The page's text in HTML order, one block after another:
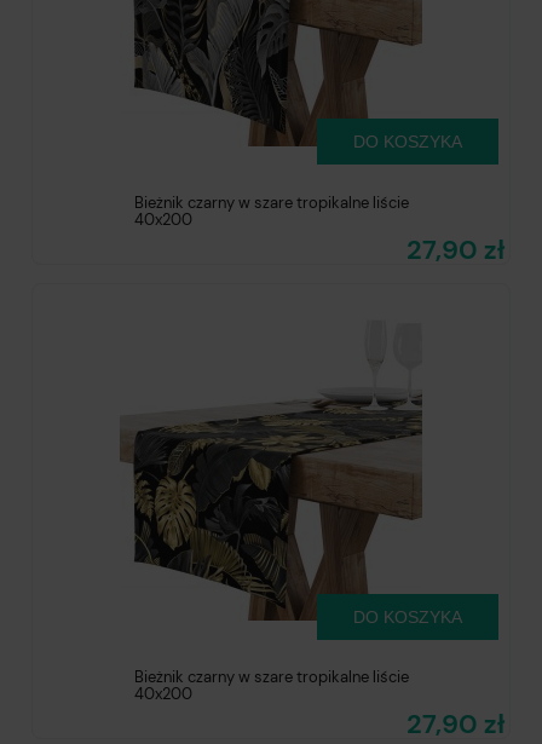
Bieżnik czarny w szare tropikalne liście
40x200
27,90 zł
DO KOSZYKA
Bieżnik czarny w szare tropikalne liście
40x200
27,90 zł
DO KOSZYKA